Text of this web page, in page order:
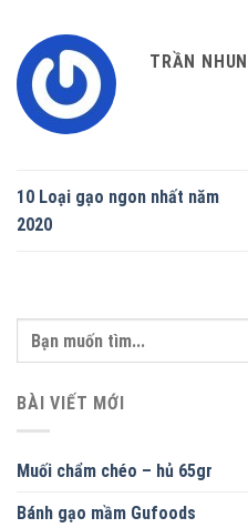
TRẦN
10 Loại gạo ngon nhất năm
2020
BÀI VIẾT MỚI
Muối chẩm chéo – hủ 65gr
Bánh gạo mầm Gufoods